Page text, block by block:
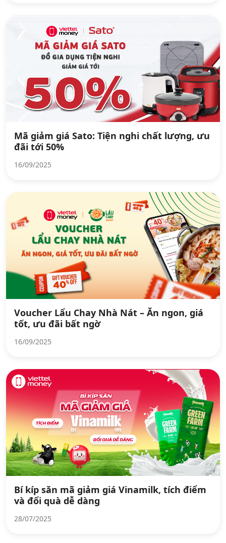
Mã giảm giá Sato: Tiện nghi chất lượng, ưu
đãi tới 50%
16/09/2025
Voucher Lẩu Chay Nhà Nát – Ăn ngon, giá
tốt, ưu đãi bất ngờ
16/09/2025
Bí kíp săn mã giảm giá Vinamilk, tích điểm
và đổi quà dễ dàng
28/07/2025